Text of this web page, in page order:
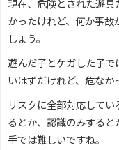
現在、危険とされた遊
かったけれど、何か事
しょう。
遊んだ子とケガした子
いはずだけれど、危なか
リスクに全部対応して
るとか、認識のみする
手では難しいですね。